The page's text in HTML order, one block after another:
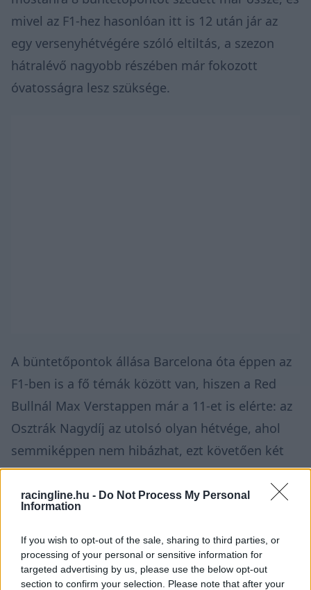
racingline.hu - Do Not Process My Personal
Information
If you wish to opt-out of the sale, sharing to third parties, or
processing of your personal or sensitive information for
targeted advertising by us, please use the below opt-out
section to confirm your selection. Please note that after your
mivel az F1-hez hasonlóan itt is 12 után jár az
egy versenyhétvégére szóló eltiltás, a szezon
hátralévő nagyobb részében már fokozott
óvatosságra lesz szüksége.
A büntetőpontok állása Barcelona óta éppen az
F1-ben is a fő témák között van, hiszen a Red
Bullnál Max Verstappen már a 11-et is elérte: az
Osztrák Nagydíj az utolsó olyan hétvége, ahol
semmiképpen nem hibázhat, ezt követően két
büntetőpont törlődik a bűnlajstromáról.
A McLaren igyekszik támaszt nyújtani pilótája
számára, és eközben az F1-be vezető
programmal is a tervek szerint halad: Dunne
először a múlt hónapban vezetett F1-es autót – a